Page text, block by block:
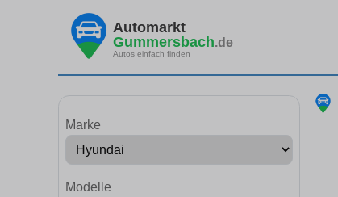
Automarkt
Gummersbach.de
Autos einfach finden
Marke
Modelle